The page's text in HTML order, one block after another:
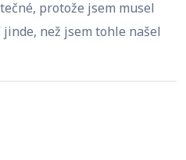
protože jsem musel
než jsem tohle našel